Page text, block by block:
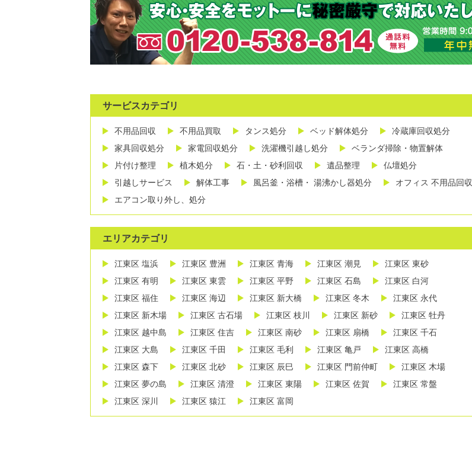
サービスカテゴリ
不用品回収 不用品買取 タンス処分 ベッド解体処分
冷蔵庫回収処分
家具回収処分
家電回収処分 洗濯機引越し処分
ベランダ掃除・物置解体
片付け整理
植木処分 石・土・砂利回収 遺品整理
仏壇処分
引越しサービス
解体工事 風呂釜・浴槽・ 湯沸かし器処分
オフィス 不用品回収
エアコン取り外し、処分
エリアカテゴリ
江東区 塩浜 江東区 豊洲 江東区 青海 江東区 潮見
江東区 東砂
江東区 有明
江東区 東雲 江東区 平野 江東区 石島
江東区 白河
江東区 福住
江東区 海辺 江東区 新大橋 江東区 冬木
江東区 永代
江東区 新木場
江東区 古石場 江東区 枝川 江東区 新砂
江東区 牡丹
江東区 越中島
江東区 住吉 江東区 南砂 江東区 扇橋
江東区 千石
江東区 大島
江東区 千田 江東区 毛利 江東区 亀戸
江東区 高橋
江東区 森下
江東区 北砂 江東区 辰巳 江東区 門前仲町
江東区 木場
江東区 夢の島
江東区 清澄 江東区 東陽 江東区 佐賀
江東区 常盤
江東区 深川
江東区 猿江 江東区 富岡